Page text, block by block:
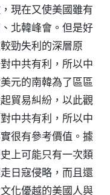
現在又使美國雖有
北韓峰會。但是好
勁失利的深層原
中共有利，所以中
元的南韓為了區區
貿易糾紛，以此觀
中共有利，所以中
很有參考價值。據
上可能只有一次類
日寇侵略，而且還
化優越的美國人與